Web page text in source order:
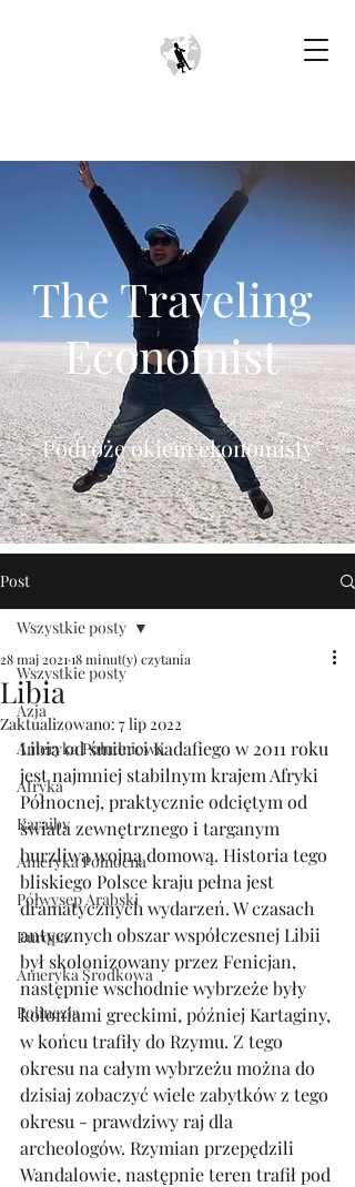
The Traveling
Economist
Podróże okiem ekonomisty
Post
Wszystkie posty
Azja
Ameryka Południowa
Afryka
Karaiby
Ameryka Północna
Półwysep Arabski
Europa
Ameryka Środkowa
Polinezja
Wszystkie posty
Libia
28 maj 2021 18 minut(y) czytania
Zaktualizowano: 7 lip 2022
Libia od śmierci Kadafiego w 2011 roku
jest najmniej stabilnym krajem Afryki
Północnej, praktycznie odciętym od
świata zewnętrznego i targanym
burzliwą wojną domową. Historia tego
bliskiego Polsce kraju pełna jest
dramatycznych wydarzeń. W czasach
antycznych obszar współczesnej Libii
był skolonizowany przez Fenicjan,
następnie wschodnie wybrzeże były
koloniami greckimi, później Kartaginy,
w końcu trafiły do Rzymu. Z tego
okresu na całym wybrzeżu można do
dzisiaj zobaczyć wiele zabytków z tego
okresu - prawdziwy raj dla
archeologów. Rzymian przepędzili
Wandalowie, następnie teren trafił pod